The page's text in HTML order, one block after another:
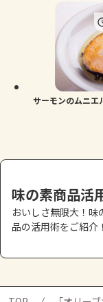
サーモンのムニエ
味の素商品活
おいしさ無限大！味
品の活用術をご紹介！